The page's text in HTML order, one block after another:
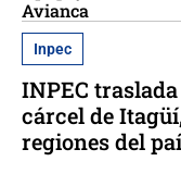
Avianca
Inpec
INPEC
cárcel de
regiones del